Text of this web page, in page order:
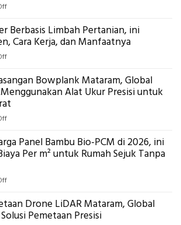
on
Sondir
Tanah
Eksplorasi
Pastikan
Pondasi
Kokoh
Berbasis Limbah Pertanian, ini
Cara Kerja, dan Manfaatnya
on
Cooler
Berbasis
Limbah
Cara
Kerja,
Manfaatnya
Bowplank Mataram, Global
Alat Ukur Presisi untuk
on
Pemasangan
Bowplank
Ukur
Presisi
Panel Bambu Bio-PCM di 2026, ini
Per m² untuk Rumah Sejuk Tanpa
on
Harga
Panel
Drone LiDAR Mataram, Global
Pemetaan Presisi